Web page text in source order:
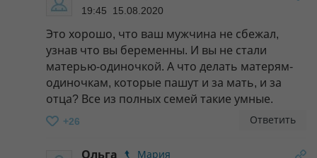
19:45 15.08.2020
Это хорошо, что ваш мужчина не сбежал,
узнав что вы беременны. И вы не стали
матерью-одиночкой. А что делать матерям-
одиночкам, которые пашут и за мать, и за
отца? Все из полных семей такие умные.
+26 Ответить
Ольга
Мария